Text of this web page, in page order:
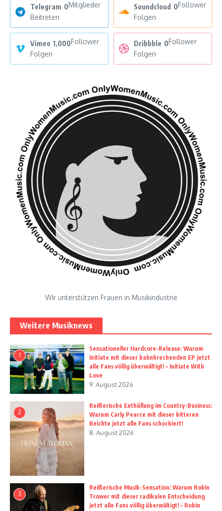
Telegram 0Mitglieder
Beitreten
Soundcloud 0Follower
Folgen
Vimeo 1,000Follower
Folgen
Dribbble 0Follower
Folgen
Wir unterstützen Frauen in Musikindustrie
Weitere Musiknews
1
Sensationeller Hardcore-Release: Warum
Initiate mit dieser bahnbrechenden EP jetzt
alle Fans völlig überwältigt! – Initiate With
Love
9. August 2026
2
Reißerische Enthüllung im Country-Business:
Warum Carly Pearce mit dieser bitteren
Beichte jetzt alle Fans schockiert!
8. August 2026
3
Reißerische Musik-Sensation: Warum Robin
Trower mit dieser radikalen Entscheidung
jetzt alle Fans völlig überwältigt! – Robin